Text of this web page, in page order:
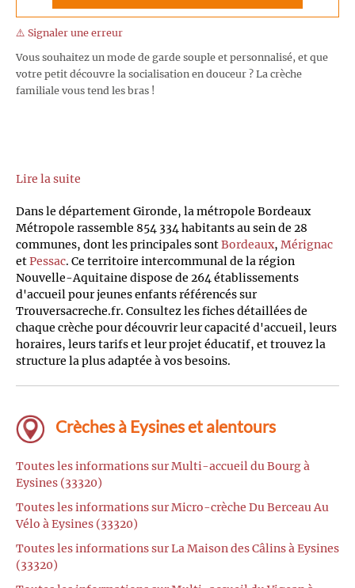
⚠️ Signaler une erreur
Vous souhaitez un mode de garde souple et personnalisé, et que
votre petit découvre la socialisation en douceur ? La crèche
familiale vous tend les bras !
Lire la suite
Dans le département Gironde, la métropole Bordeaux
Métropole rassemble 854 334 habitants au sein de 28
communes, dont les principales sontBordeaux, Mérignac
etPessac. Ce territoire intercommunal de la région
Nouvelle-Aquitaine dispose de 264 établissements
d'accueil pour jeunes enfants référencés sur
Trouversacreche.fr. Consultez les fiches détaillées de
chaque crèche pour découvrir leur capacité d'accueil, leurs
horaires, leurs tarifs et leur projet éducatif, et trouvez la
structure la plus adaptée à vos besoins.
Crèches à Eysines et alentours
Toutes les informations sur Multi-accueil du Bourg à
Eysines (33320)
Toutes les informations sur Micro-crèche Du Berceau Au
Vélo à Eysines (33320)
Toutes les informations sur La Maison des Câlins à Eysines
(33320)